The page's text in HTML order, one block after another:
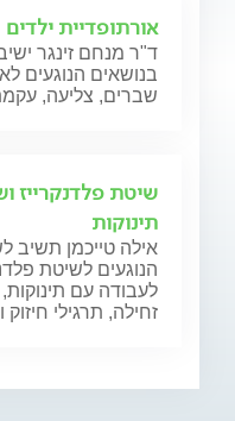
אורתופדיית ילדים
ד"ר מנחם זינגר
בנושאים הנוגעים
שברים, צליעה,
שיטת פלדנקרייז
תינוקות
אילה טייכמן תשיב
הנוגעים לשיטת
לעבודה עם
זחילה, תרגילי חיזוק